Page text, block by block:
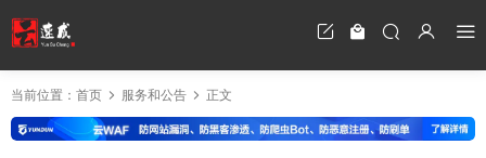
当前位置： 首页 服务和公告 正文